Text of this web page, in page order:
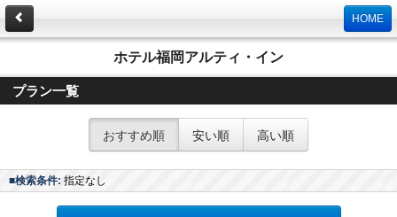
HOME
ホテル福岡アルティ・イン
プラン一覧
おすすめ順 安い順 高い順
■検索条件: 指定なし